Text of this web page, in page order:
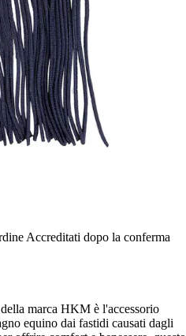
Accreditati dopo la conferma
marca HKM è l'accessorio
equino dai fastidi causati dagli